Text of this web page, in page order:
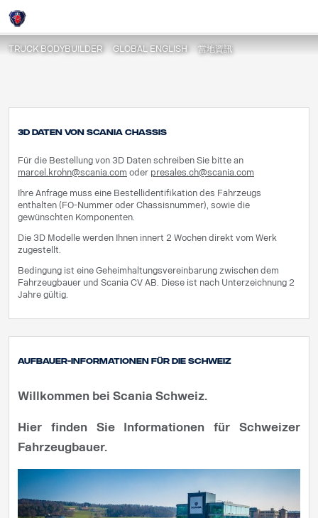
瑞士
TRUCK BODYBUILDER GLOBAL ENGLISH 當地資訊
3D Daten von Scania Chassis
Für die Bestellung von 3D Daten schreiben Sie bitte an
marcel.krohn@scania.com oder presales.ch@scania.com
Ihre Anfrage muss eine Bestellidentifikation des Fahrzeugs
enthalten (FO-Nummer oder Chassisnummer), sowie die
gewünschten Komponenten.
Die 3D Modelle werden Ihnen innert 2 Wochen direkt vom Werk
zugestellt.
Bedingung ist eine Geheimhaltungsvereinbarung zwischen dem
Fahrzeugbauer und Scania CV AB. Diese ist nach Unterzeichnung 2
Jahre gültig.
Aufbauer-Informationen für die Schweiz
Willkommen bei Scania Schweiz.
Hier finden Sie Informationen für Schweizer
Fahrzeugbauer.